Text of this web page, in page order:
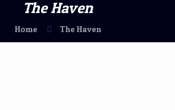
The Haven
Home The Haven